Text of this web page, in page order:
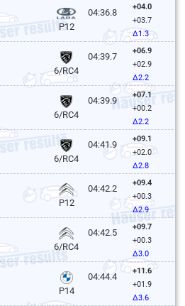
P12
04:36.8
+04.0
+03.7
Δ1.3
6/RC4
04:39.7
+06.9
+02.9
Δ2.2
6/RC4
04:39.9
+07.1
+00.2
Δ2.2
6/RC4
04:41.9
+09.1
+02.0
Δ2.8
P12
04:42.2
+09.4
+00.3
Δ2.9
6/RC4
04:42.5
+09.7
+00.3
Δ3.0
P14
04:44.4
+11.6
+01.9
Δ3.6